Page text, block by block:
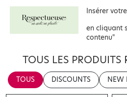
Insérer
en cliquant
contenu"
TOUS LES PRODUITS
TOUS DISCOUNTS NEW